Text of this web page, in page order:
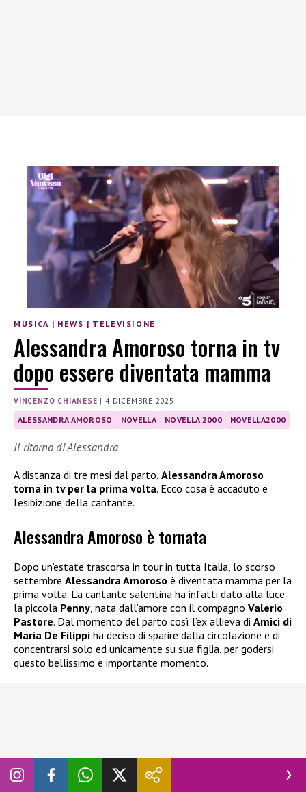
MUSICA | NEWS | TELEVISIONE
Alessandra Amoroso torna in tv
dopo essere diventata mamma
VINCENZO CHIANESE |4 DICEMBRE 2025
ALESSANDRA AMOROSO NOVELLA NOVELLA 2000 NOVELLA2000
Il ritorno di Alessandra
A distanza di tre mesi dal parto, Alessandra Amoroso
torna in tv per la prima volta. Ecco cosa è accaduto e
l’esibizione della cantante.
Alessandra Amoroso è tornata
Dopo un’estate trascorsa in tour in tutta Italia, lo scorso
settembre Alessandra Amoroso è diventata mamma per la
prima volta. La cantante salentina ha infatti dato alla luce
la piccola Penny, nata dall’amore con il compagno Valerio
Pastore. Dal momento del parto così l’ex allieva di Amici di
Maria De Filippi ha deciso di sparire dalla circolazione e di
concentrarsi solo ed unicamente su sua figlia, per godersi
questo bellissimo e importante momento.